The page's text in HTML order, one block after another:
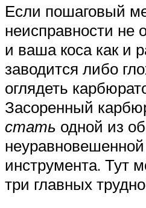
Если пошаговый
неисправности не
и ваша коса как и
заводится либо
оглядеть
Засоренный
стать одной из
инструмента. Тут
три главных